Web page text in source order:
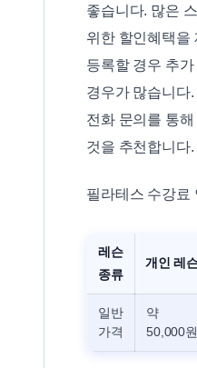
좋습니다. 많은
위한 할인혜택을
등록할 경우 추
경우가 많습니다
전화 문의를 통
것을 추천합니다.
필라테스 수강료
레슨
종류
개인 레
일반
가격
약
50,000원